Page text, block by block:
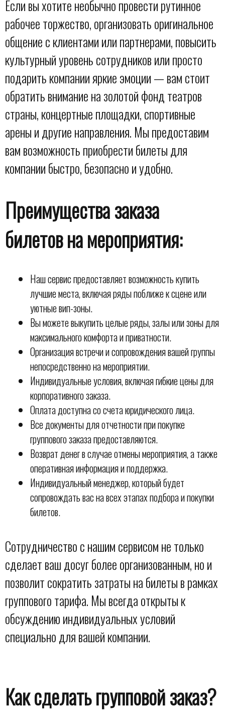
Если вы хотите необычно провести рутинное
рабочее торжество, организовать оригинальное
общение с клиентами или партнерами, повысить
культурный уровень сотрудников или просто
подарить компании яркие эмоции — вам стоит
обратить внимание на золотой фонд театров
страны, концертные площадки, спортивные
арены и другие направления. Мы предоставим
вам возможность приобрести билеты для
компании быстро, безопасно и удобно.
Преимущества заказа
билетов на мероприятия:
Наш сервис предоставляет возможность купить
лучшие места, включая ряды поближе к сцене или
уютные вип-зоны.
Вы можете выкупить целые ряды, залы или зоны для
максимального комфорта и приватности.
Организация встречи и сопровождения вашей группы
непосредственно на мероприятии.
Индивидуальные условия, включая гибкие цены для
корпоративного заказа.
Оплата доступна со счета юридического лица.
Все документы для отчетности при покупке
группового заказа предоставляются.
Возврат денег в случае отмены мероприятия, а также
оперативная информация и поддержка.
Индивидуальный менеджер, который будет
сопровождать вас на всех этапах подбора и покупки
билетов.
Сотрудничество с нашим сервисом не только
сделает ваш досуг более организованным, но и
позволит сократить затраты на билеты в рамках
группового тарифа. Мы всегда открыты к
обсуждению индивидуальных условий
специально для вашей компании.
Как сделать групповой заказ?